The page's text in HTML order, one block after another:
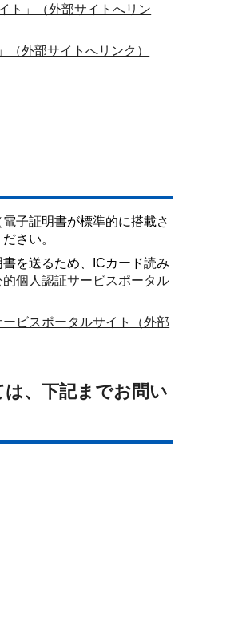
ト」（外部サイトへリン
（外部サイトへリンク）
子証明書が標準的に搭載さ
さい。
を送るため、ICカード読み
的個人認証サービスポータル
ビスポータルサイト（外部
、下記までお問い